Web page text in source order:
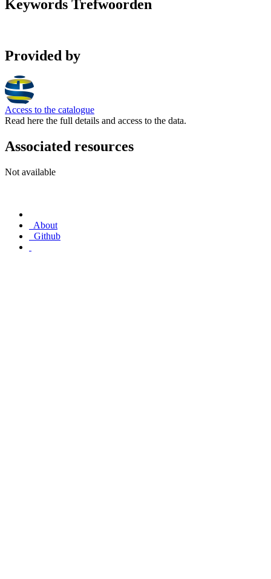
Keywords Trefwoorden
Provided by
Access to the catalogue
Read here the full details and access to the data.
Associated resources
Not available
About
Github